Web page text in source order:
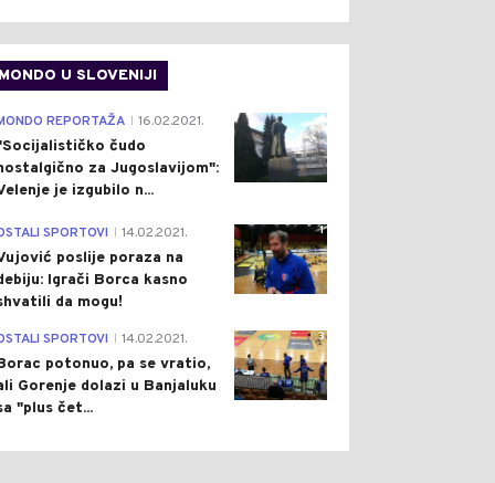
MONDO U SLOVENIJI
4
REPORTAŽA 16.02.2021.
čudo
za Jugoslavijom":
je izgubilo n...
1
SPORTOVI 14.02.2021.
poslije poraza na
Igrači Borca kasno
da mogu!
3
SPORTOVI 14.02.2021.
potonuo, pa se vratio,
Gorenje dolazi u Banjaluku
"plus čet...